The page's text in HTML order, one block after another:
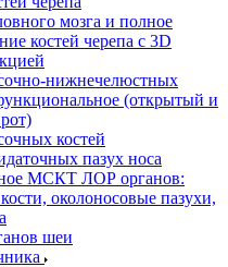
мозга и полное
костей черепа с 3D
нижнечелюстных
(открытый и
костей
пазух носа
МСКТ ЛОР органов:
околоносовые пазухи,
шеи